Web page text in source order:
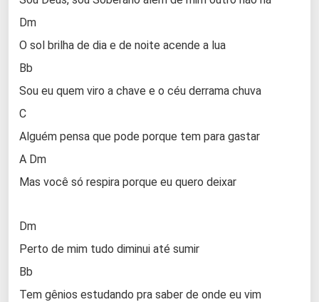
Dm
O sol brilha de dia e de noite acende a lua
Bb
Sou eu quem viro a chave e o céu derrama chuva
C
Alguém pensa que pode porque tem para gastar
A Dm
Mas você só respira porque eu quero deixar
Dm
Perto de mim tudo diminui até sumir
Bb
Tem gênios estudando pra saber de onde eu vim